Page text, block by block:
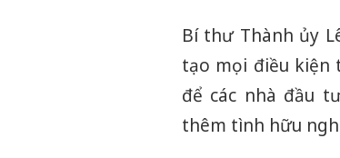
Bí thư Thành ủy
tạo mọi điều kiện
để các nhà đầu
thêm tình hữu